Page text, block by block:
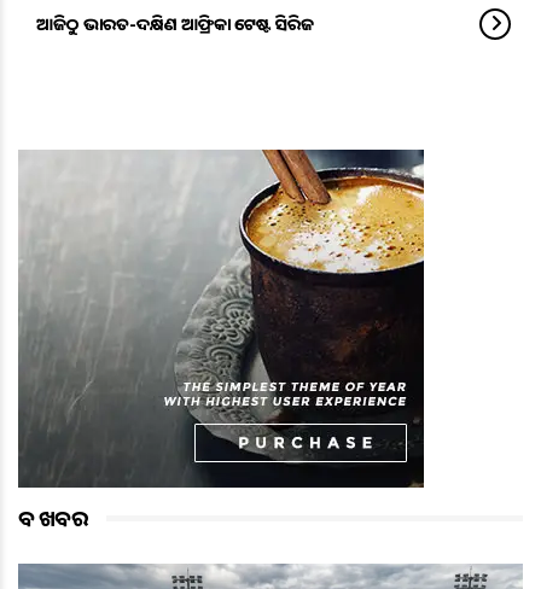
ଆଜିଠୁ ଭାରତ-ଦକ୍ଷିଣ ଆଫ୍ରିକା ଟେଷ୍ଟ ସିରିଜ
ବଡ ଖବର